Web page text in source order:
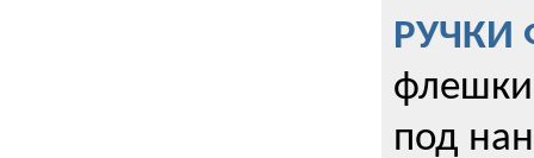
РУЧКИ
флешки
под